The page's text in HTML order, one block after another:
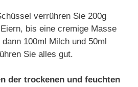
verrühren Sie 200g
bis eine cremige Masse
100ml Milch und 50ml
Sie alles gut.
der trockenen und feuchten